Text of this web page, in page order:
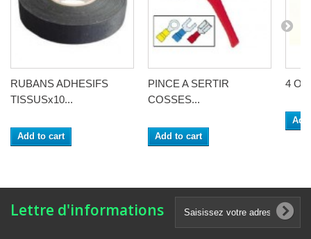
RUBANS ADHESIFS
TISSUSx10...
Add to cart
PINCE A SERTIR
COSSES...
Add to cart
4
Lettre d'informations